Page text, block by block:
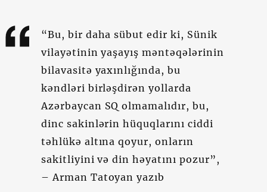
“Bu, bir daha sübut edir ki, Sünik
vilayətinin yaşayış məntəqələrinin
bilavasitə yaxınlığında, bu
kəndləri birləşdirən yollarda
Azərbaycan SQ olmamalıdır, bu,
dinc sakinlərin hüquqlarını ciddi
təhlükə altına qoyur, onların
sakitliyini və din həyatını pozur”,
– Arman Tatoyan yazıb